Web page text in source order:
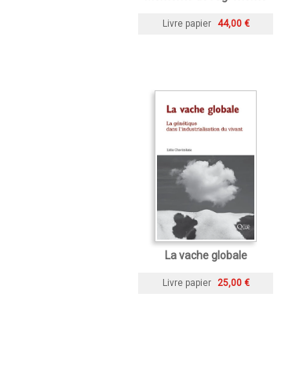
Livre papier 44,00 €
La vache globale
Livre papier 25,00 €